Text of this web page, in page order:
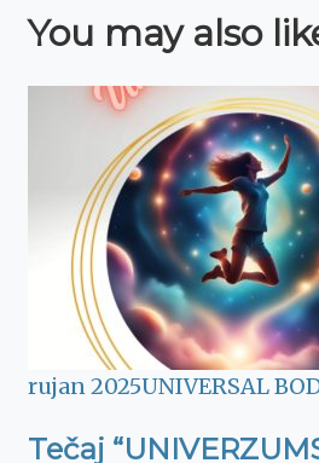
You may also
rujan 2025UNIVERSAL
Tečaj